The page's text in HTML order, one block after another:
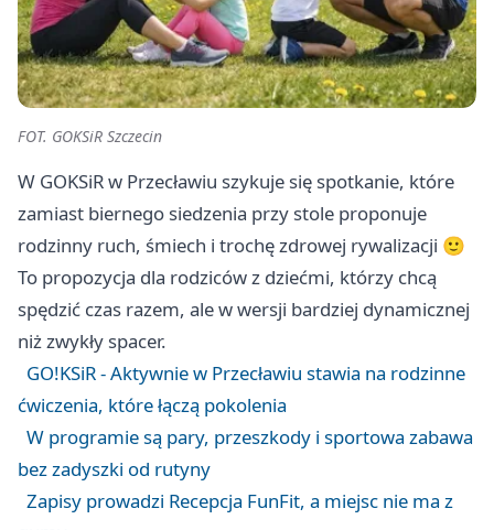
FOT. GOKSiR Szczecin
W GOKSiR w Przecławiu szykuje się spotkanie, które
zamiast biernego siedzenia przy stole proponuje
rodzinny ruch, śmiech i trochę zdrowej rywalizacji 🙂
To propozycja dla rodziców z dziećmi, którzy chcą
spędzić czas razem, ale w wersji bardziej dynamicznej
niż zwykły spacer.
GO!KSiR - Aktywnie w Przecławiu stawia na rodzinne
ćwiczenia, które łączą pokolenia
W programie są pary, przeszkody i sportowa zabawa
bez zadyszki od rutyny
Zapisy prowadzi Recepcja FunFit, a miejsc nie ma z